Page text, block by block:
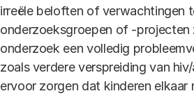
irreële beloften of verwachtingen
onderzoeksgroepen of -projecten
onderzoek een volledig
zoals verdere verspreiding van
ervoor zorgen dat kinderen elkaar